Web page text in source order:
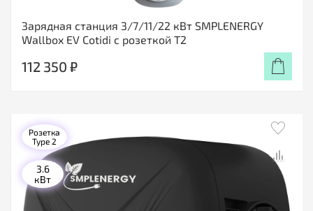
Зарядная станция 3/7/11/22 кВт SMPLENERGY
Wallbox EV Cotidi с розеткой Т2
112 350 ₽
Розетка
Type 2
3.6
кВт